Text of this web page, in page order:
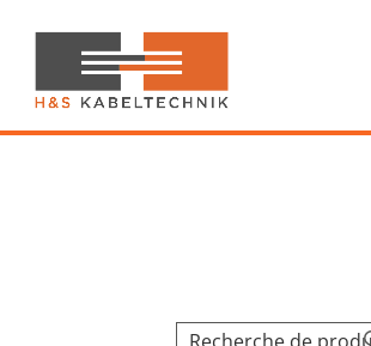
navigation
principale
contenu
principal
H&S
Kabeltechnik